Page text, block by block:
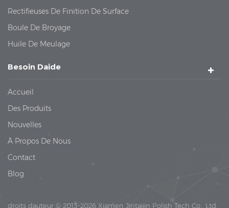
Rectifieuses De Finition De Surface
Boule De Broyage
Huile De Meulage
Besoin Daide
Accueil
Des Produits
Nouvelles
À Propos De Nous
Contact
Blog
droits dauteur © 2013-2026 Xiamen Jintaijin Polish Tech Co., Ltd.